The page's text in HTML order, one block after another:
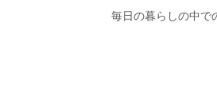
毎日の暮らしの中で